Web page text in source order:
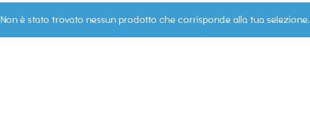
Non è stato trovato nessun prodotto che corrisponde alla tua selezione.